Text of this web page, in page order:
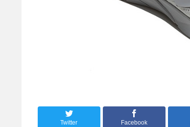
Twitter Facebook